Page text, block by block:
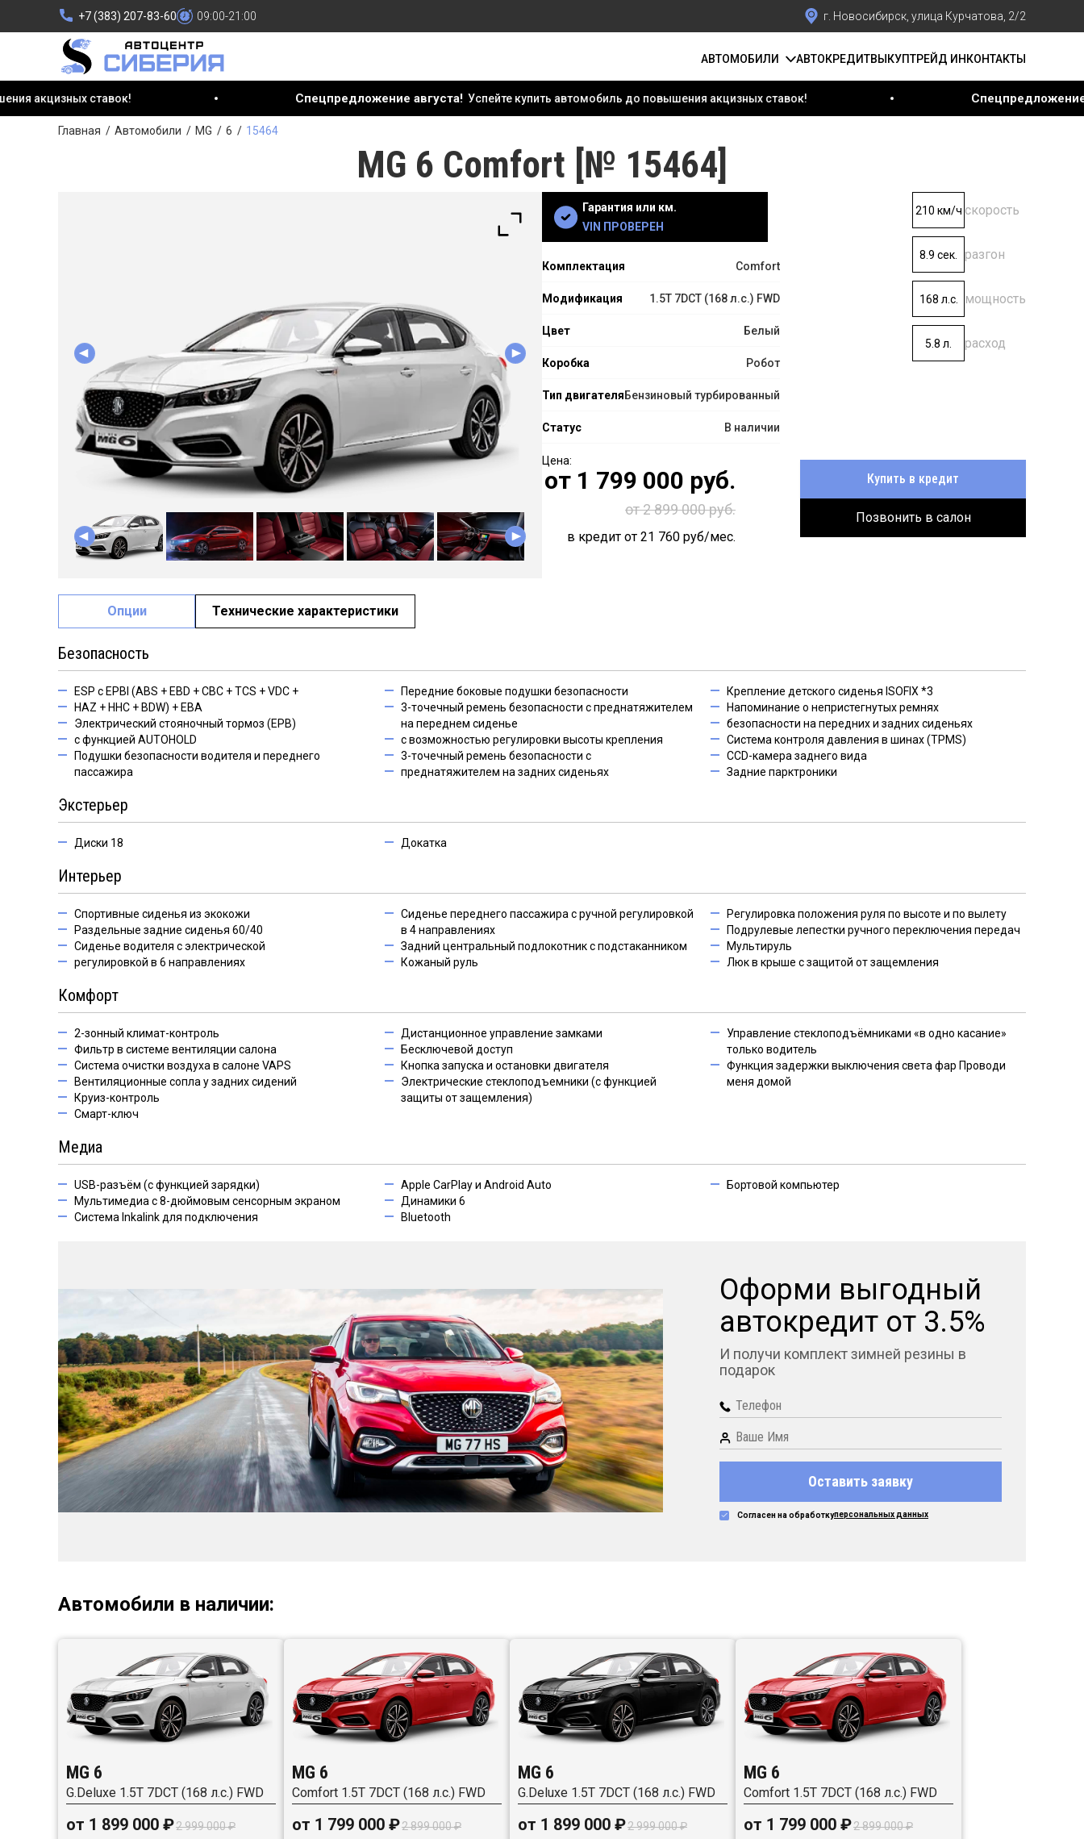
+7 (383) 207-83-60 09:00-21:00 г. Новосибирск, улица Курчатова, 2/2
АВТОМОБИЛИ АВТОКРЕДИТВЫКУПТРЕЙД ИН КОНТАКТЫ
ставок! Спецпредложение августа!Успейте купить автомобиль до повышения акцизных ставок! Спецпредложение августа!
Главная Автомобили MG 6 15464
MG 6 Comfort [№ 15464]
Гарантия или км.
VIN ПРОВЕРЕН
Комплектация Comfort
Модификация 1.5T 7DCT (168 л.с.) FWD
Цвет Белый
Коробка Робот
Тип двигателяБензиновый турбированный
Статус В наличии
210 км/ч скорость
8.9 сек. разгон
168 л.с. мощность
5.8 л. расход
от 1 799 000 руб.
от 2 899 000 руб.
в кредит от 21 760 руб/мес.
Купить в кредит
Позвонить в салон
Опции Технические характеристики
Безопасность
ESP с EPBI (ABS + EBD + CBC + TCS + VDC +
HAZ + HHC + BDW) + EBA
Электрический стояночный тормоз (ЕРВ)
с функцией AUTOHOLD
Подушки безопасности водителя и переднего
пассажира
Передние боковые подушки безопасности
3-точечный ремень безопасности с преднатяжителем
на переднем сиденье
с возможностью регулировки высоты крепления
3-точечный ремень безопасности с
преднатяжителем на задних сиденьях
Крепление детского сиденья ISOFIX *3
Напоминание о непристегнутых ремнях
безопасности на передних и задних сиденьях
Система контроля давления в шинах (TPMS)
CCD-камера заднего вида
Задние парктроники
Экстерьер
Диски 18 Докатка
Интерьер
Спортивные сиденья из экокожи
Раздельные задние сиденья 60/40
Сиденье водителя с электрической
регулировкой в 6 направлениях
Сиденье переднего пассажира с ручной регулировкой
в 4 направлениях
Задний центральный подлокотник с подстаканником
Кожаный руль
Регулировка положения руля по высоте и по вылету
Подрулевые лепестки ручного переключения передач
Мультируль
Люк в крыше с защитой от защемления
Комфорт
2-зонный климат-контроль
Фильтр в системе вентиляции салона
Система очистки воздуха в салоне VAPS
Вентиляционные сопла у задних сидений
Круиз-контроль
Смарт-ключ
Дистанционное управление замками
Бесключевой доступ
Кнопка запуска и остановки двигателя
Электрические стеклоподъемники (с функцией
защиты от защемления)
Управление стеклоподъёмниками «в одно касание»
только водитель
Функция задержки выключения света фар Проводи
меня домой
Медиа
USB-разъём (с функцией зарядки)
Мультимедиа с 8-дюймовым сенсорным экраном
Система Inkalink для подключения
Apple CarPlay и Android Auto
Динамики 6
Bluetooth
Бортовой компьютер
Оформи выгодный
автокредит от 3.5%
И получи комплект зимней резины в
подарок
Оставить заявку
Согласен на обработкуперсональных данных
Автомобили в наличии:
MG 6
G.Deluxe 1.5T 7DCT (168 л.с.) FWD
от 1 899 000 ₽2 999 000 ₽
MG 6
Comfort 1.5T 7DCT (168 л.с.) FWD
от 1 799 000 ₽2 899 000 ₽
MG 6
G.Deluxe 1.5T 7DCT (168 л.с.) FWD
от 1 899 000 ₽2 999 000 ₽
MG 6
Comfort 1.5T 7DCT (168 л.с.) FWD
от 1 799 000 ₽2 899 000 ₽